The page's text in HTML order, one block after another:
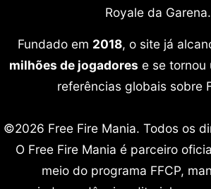
Royale da Garena.
Fundado em 2018, o site já
milhões de jogadores e se tornou
referências globais sobre
©2026 Free Fire Mania. Todos os
O Free Fire Mania é parceiro
meio do programa FFCP,